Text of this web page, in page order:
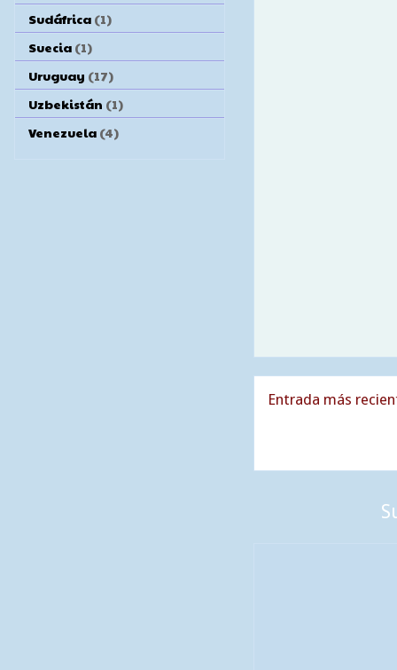
Entrada más
Sudáfrica (1)
Suecia (1)
Uruguay (17)
Uzbekistán (1)
Venezuela (4)